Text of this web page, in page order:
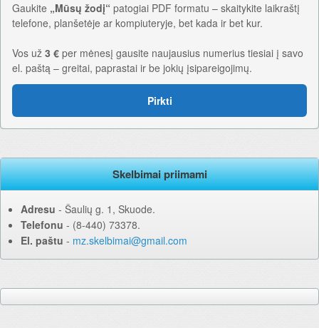
Gaukite „Mūsų žodį“ patogiai PDF formatu – skaitykite laikraštį
telefone, planšetėje ar kompiuteryje, bet kada ir bet kur.
Vos už 3 € per mėnesį gausite naujausius numerius tiesiai į savo
el. paštą – greitai, paprastai ir be jokių įsipareigojimų.
Pirkti
Skelbimai priimami
Adresu ‐ Šaulių g. 1, Skuode.
Telefonu ‐ (8-440) 73378.
El. paštu ‐ mz.skelbimai@gmail.com